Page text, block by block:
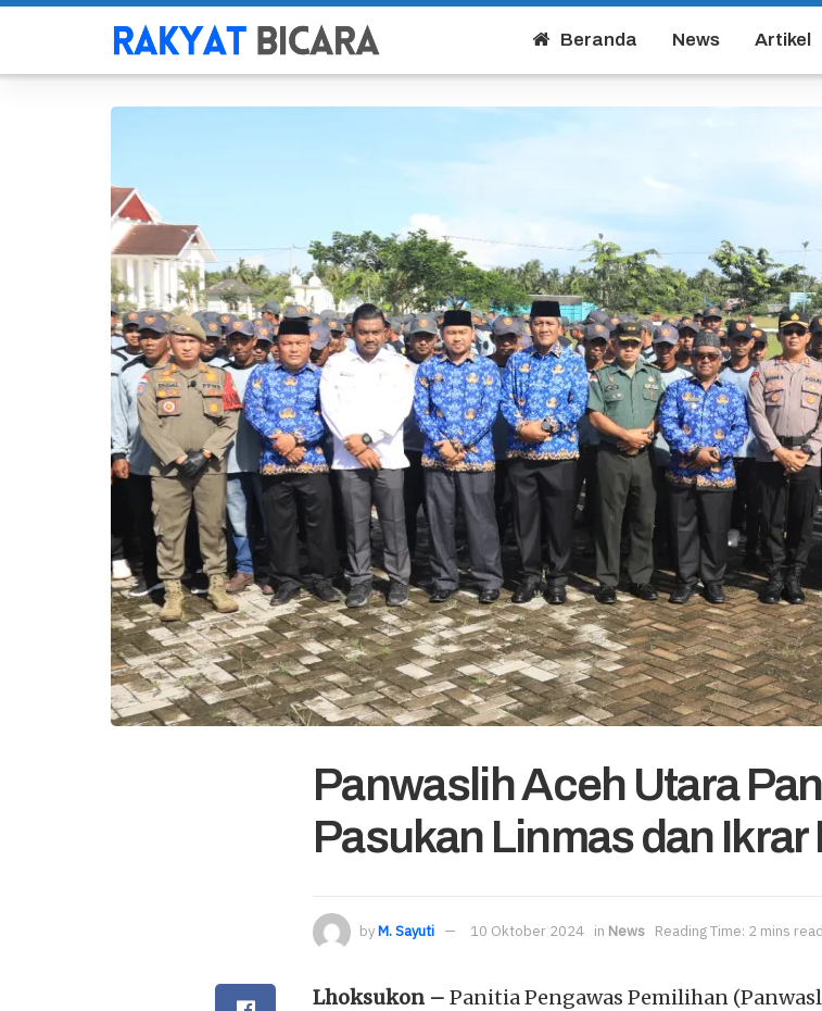
Beranda News Artikel
Panwaslih Aceh Utara
Pasukan Linmas dan
byM. Sayuti 10 Oktober 2024 in News Reading Time: 2 mins read
Lhoksukon – Panitia Pengawas Pemilihan